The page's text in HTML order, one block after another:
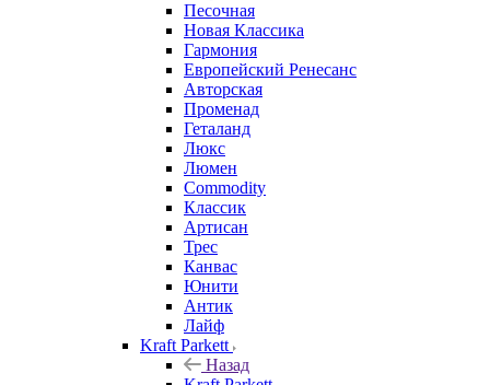
Песочная
Новая Классика
Гармония
Европейский Ренесанс
Авторская
Променад
Геталанд
Люкс
Люмен
Commodity
Классик
Артисан
Трес
Канвас
Юнити
Антик
Лайф
Kraft Parkett
Назад